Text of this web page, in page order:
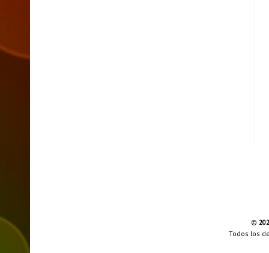
©
Todos los